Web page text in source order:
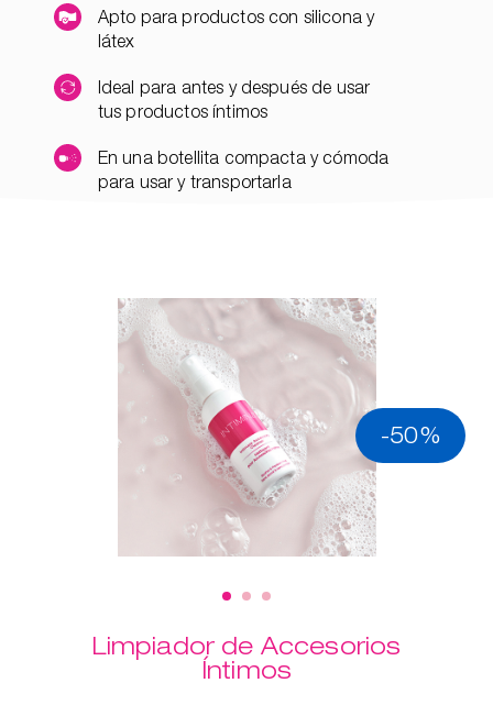
Apto para productos con silicona y
látex
Ideal para antes y después de usar
tus productos íntimos
En una botellita compacta y cómoda
para usar y transportarla
-50%
Limpiador de Accesorios
Íntimos